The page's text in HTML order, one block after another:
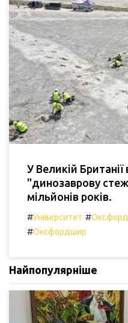
У Великій
"динозаврову
мільйонів років.
#Університет #
#Оксфордшир
Найпопулярніше